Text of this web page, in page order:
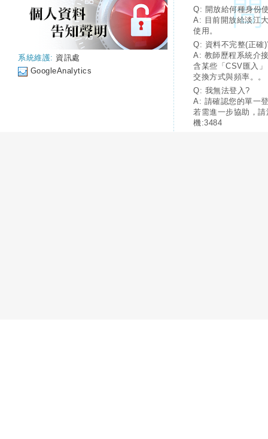
系統維護: 資訊處
GoogleAnalytics
Q: 開放給何種身份
A: 目前開放給淡江
使用。
Q: 資料不完整(正確
A: 教師歷程系統介
含某些「CSV匯入
交換方式與頻率。。
Q: 我無法登入?
A: 請確認您的單一
若需進一步協助，
機:3484